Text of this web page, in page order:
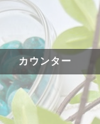
カウンター